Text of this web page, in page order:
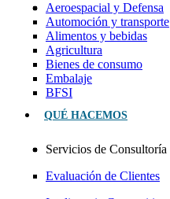
Aeroespacial y Defensa
Automoción y transporte
Alimentos y bebidas
Agricultura
Bienes de consumo
Embalaje
BFSI
QUÉ HACEMOS
Servicios de Consultoría
Evaluación de Clientes